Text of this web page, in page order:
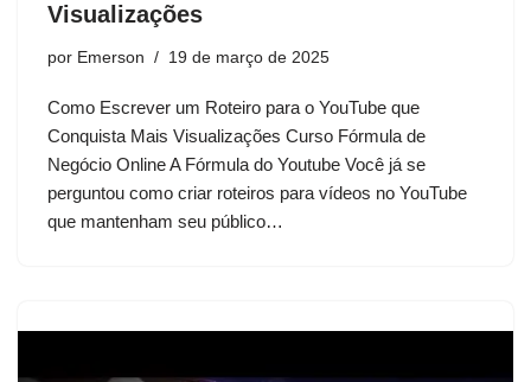
Visualizações
por Emerson 19 de março de 2025
Como Escrever um Roteiro para o YouTube que
Conquista Mais Visualizações Curso Fórmula de
Negócio Online A Fórmula do Youtube Você já se
perguntou como criar roteiros para vídeos no YouTube
que mantenham seu público…